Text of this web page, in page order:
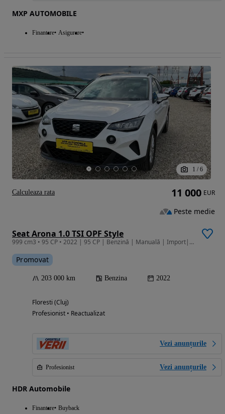
MXP AUTOMOBILE
Finantare Asigurare
1 / 6
Seat Arona 1.0 TSI OPF Style
999 cm3 • 95 CP • 2022 | 95 CP | Benzină | Manuală | Import|GARANTIE/RATE
Promovat
203 000 km Benzina 2022
Floresti (Cluj)
Profesionist • Reactualizat
Vezi anunțurile
Profesionist Vezi anunțurile
HDR Automobile
Finantare Buyback
11 000 EUR
Peste medie
Calculeaza rata